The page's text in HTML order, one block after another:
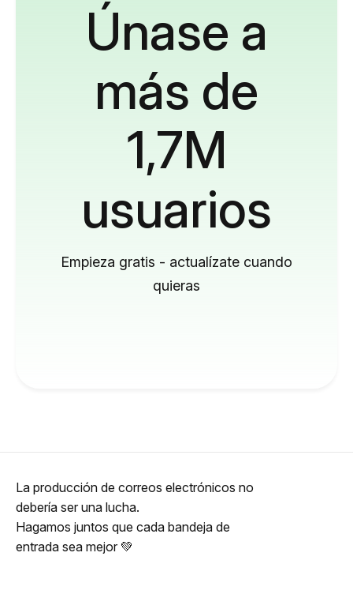
Únase a
más de
1,7M
usuarios
Empieza gratis - actualízate cuando
quieras
La producción de correos electrónicos no
debería ser una lucha.
Hagamos juntos que cada bandeja de
entrada sea mejor 💚